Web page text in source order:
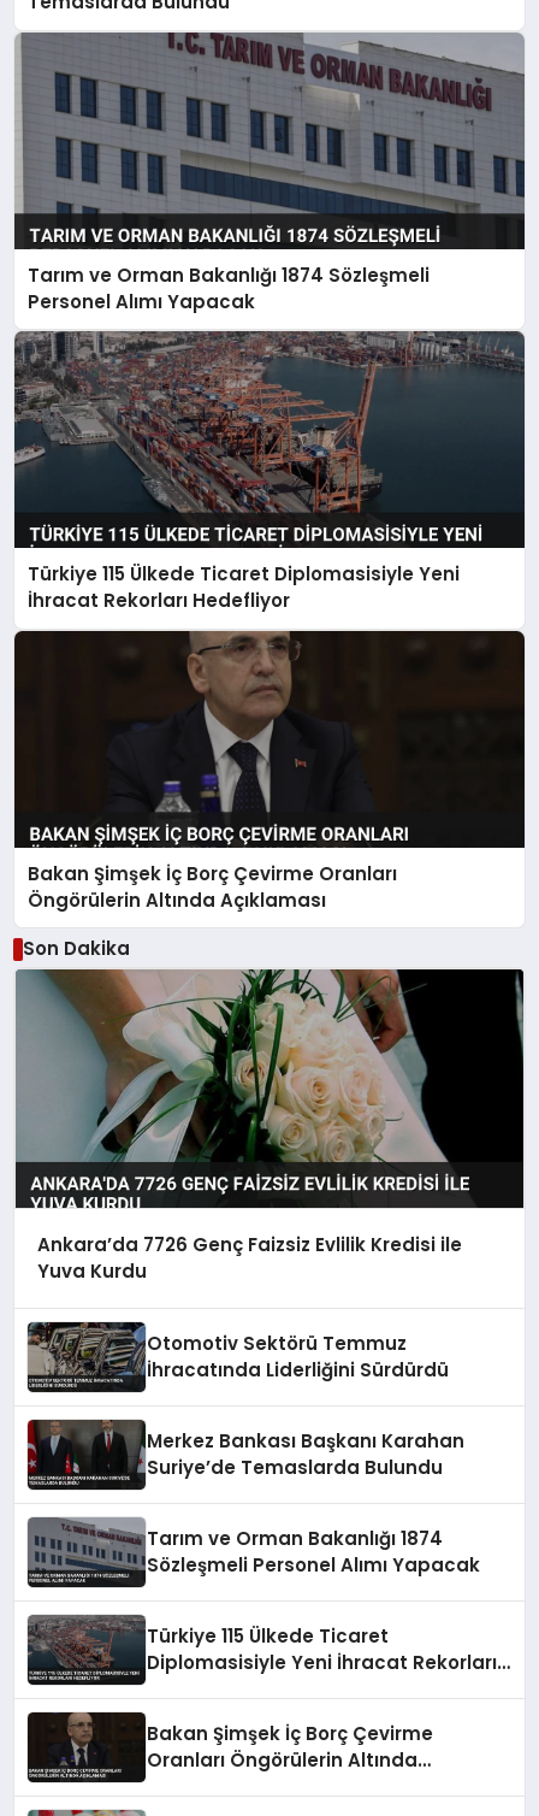
Tarım ve Orman Bakanlığı 1874 Sözleşmeli
Personel Alımı Yapacak
Türkiye 115 Ülkede Ticaret Diplomasisiyle Yeni
İhracat Rekorları Hedefliyor
Bakan Şimşek İç Borç Çevirme Oranları
Öngörülerin Altında Açıklaması
Son Dakika
Ankara’da 7726 Genç Faizsiz Evlilik Kredisi ile
Yuva Kurdu
Otomotiv Sektörü Temmuz
İhracatında Liderliğini Sürdürdü
Merkez Bankası Başkanı Karahan
Suriye’de Temaslarda Bulundu
Tarım ve Orman Bakanlığı 1874
Sözleşmeli Personel Alımı Yapacak
Türkiye 115 Ülkede Ticaret
Diplomasisiyle Yeni İhracat Rekorları
Bakan Şimşek İç Borç Çevirme
Oranları Öngörülerin Altında